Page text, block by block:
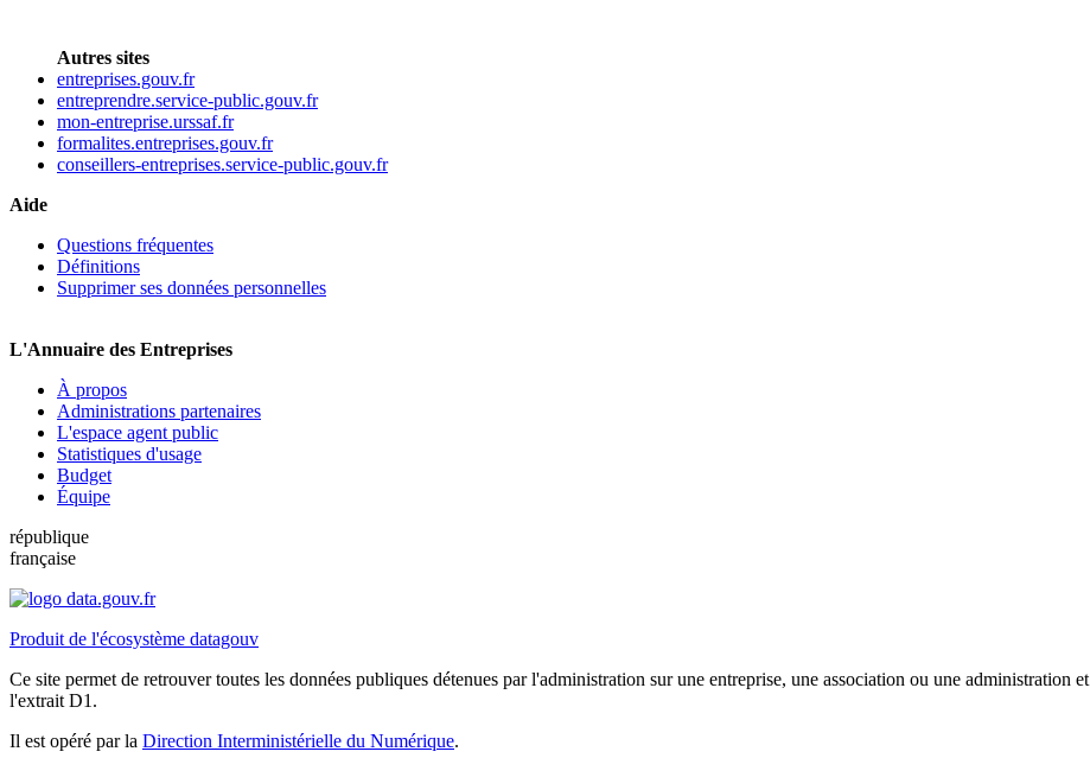
Autres sites
entreprises.gouv.fr
entreprendre.service-public.gouv.fr
mon-entreprise.urssaf.fr
formalites.entreprises.gouv.fr
conseillers-entreprises.service-public.gouv.fr
Aide
Questions fréquentes
Définitions
Supprimer ses données personnelles
L'Annuaire des Entreprises
À propos
Administrations partenaires
L'espace agent public
Statistiques d'usage
Budget
Équipe
république
française
Produit de l'écosystème datagouv
Ce site permet de retrouver toutes les données publiques détenues par l'administration sur une entreprise, une association ou une administration et
l'extrait D1.
Il est opéré par la Direction Interministérielle du Numérique.